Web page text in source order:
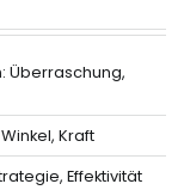
Überraschung,
Kraft
Effektivität